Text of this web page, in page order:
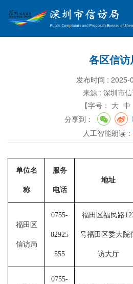
各区信访
发布时间 : 2025-
来源 : 深圳市
【字号： 大 中
分享到：
人工智能朗读：
单位名
称
服务
电话
地址
福田区
信访局
0755-
82925
555
福田区福民路
号福田区委大院
访大厅
0755-